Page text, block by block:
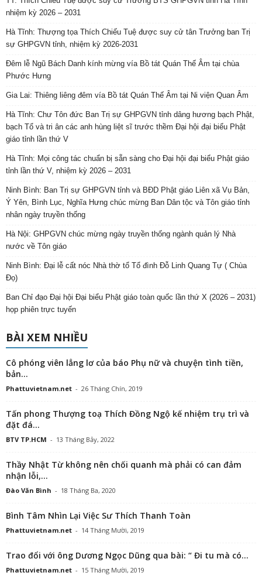
nhiệm kỳ 2026 – 2031
Hà Tĩnh: Thượng tọa Thích Chiếu Tuệ được suy cử tân Trưởng ban Trị
sự GHPGVN tỉnh, nhiệm kỳ 2026-2031
Đêm lễ Ngũ Bách Danh kính mừng vía Bồ tát Quán Thế Âm tại chùa
Phước Hưng
Gia Lai: Thiêng liêng đêm vía Bồ tát Quán Thế Âm tại Ni viện Quan Âm
Hà Tĩnh: Chư Tôn đức Ban Trị sự GHPGVN tỉnh dâng hương bạch Phật,
bạch Tổ và tri ân các anh hùng liệt sĩ trước thềm Đại hội đại biểu Phật
giáo tỉnh lần thứ V
Hà Tĩnh: Mọi công tác chuẩn bị sẵn sàng cho Đại hội đại biểu Phật giáo
tỉnh lần thứ V, nhiệm kỳ 2026 – 2031
Ninh Bình: Ban Trị sự GHPGVN tỉnh và BĐD Phật giáo Liên xã Vụ Bản,
Ý Yên, Bình Lục, Nghĩa Hưng chúc mừng Ban Dân tộc và Tôn giáo tỉnh
nhân ngày truyền thống
Hà Nội: GHPGVN chúc mừng ngày truyền thống ngành quản lý Nhà
nước về Tôn giáo
Ninh Bình: Đại lễ cất nóc Nhà thờ tổ Tổ đình Đỗ Linh Quang Tự ( Chùa
Đọ)
Ban Chỉ đạo Đại hội Đại biểu Phật giáo toàn quốc lần thứ X (2026 – 2031)
họp phiên trực tuyến
BÀI XEM NHIỀU
Cô phóng viên lẳng lơ của báo Phụ nữ và chuyện tình tiền,
bản...
Phattuvietnam.net - 26 Tháng Chín, 2019
Tấn phong Thượng toạ Thích Đồng Ngộ kế nhiệm trụ trì và
đặt đá...
BTV TP.HCM - 13 Tháng Bảy, 2022
Thầy Nhật Từ không nên chối quanh mà phải có can đảm
nhận lỗi,...
Đào Văn Bình - 18 Tháng Ba, 2020
Bình Tâm Nhìn Lại Việc Sư Thích Thanh Toàn
Phattuvietnam.net - 14 Tháng Mười, 2019
Trao đổi với ông Dương Ngọc Dũng qua bài: “ Đi tu mà có...
Phattuvietnam.net - 15 Tháng Mười, 2019